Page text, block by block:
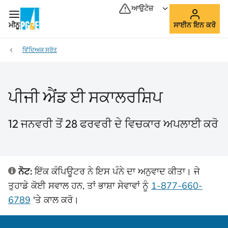
ਮੀਨੂ
ਆਉਟੇਜ਼
ਸਾਈਨ ਇਨ ਕਰੋ
ਵਿੱਦਿਅਕ ਸਰੋਤ
ਪੀਜੀ ਐਂਡ ਈ ਸਕਾਲਰਸ਼ਿਪ
12 ਜਨਵਰੀ ਤੋਂ 28 ਫਰਵਰੀ ਦੇ ਵਿਚਕਾਰ ਅਪਲਾਈ ਕਰੋ
ਨੋਟ:ਇੱਕ ਕੰਪਿਊਟਰ ਨੇ ਇਸ ਪੰਨੇ ਦਾ ਅਨੁਵਾਦ ਕੀਤਾ। ਜੇ
ਤੁਹਾਡੇ ਕੋਈ ਸਵਾਲ ਹਨ, ਤਾਂ ਭਾਸ਼ਾ ਸੇਵਾਵਾਂ ਨੂੰ 1-877-660-
6789 'ਤੇ ਕਾਲ ਕਰੋ।